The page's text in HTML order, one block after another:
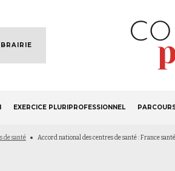
EXERCICE PLURIPROFESSIONNEL
de santé Accord national des centres de santé : France